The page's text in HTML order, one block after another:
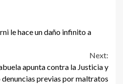
le hace un daño infinito a
Next:
apunta contra la Justicia y
denuncias previas por maltratos